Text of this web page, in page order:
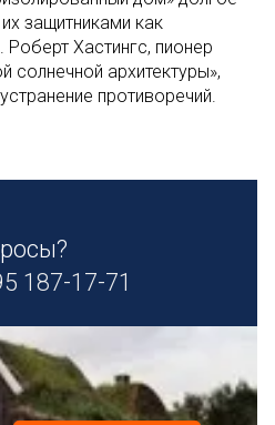
защитниками как
Хастингс, пионер
солнечной архитектуры»,
противоречий.
187-17-71